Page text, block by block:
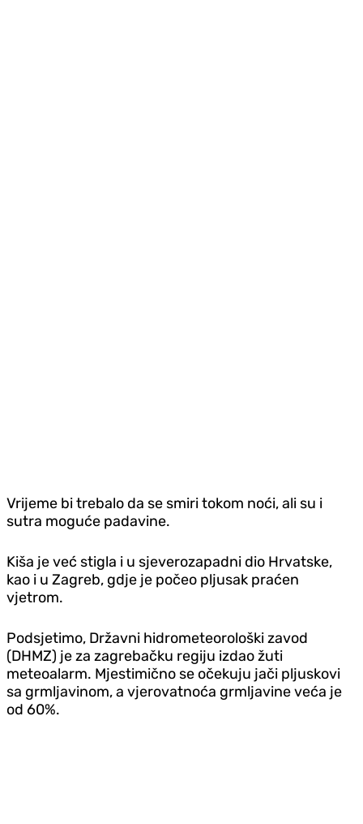
Vrijeme bi trebalo da se smiri tokom noći, ali su i
sutra moguće padavine.
Kiša je već stigla i u sjeverozapadni dio Hrvatske,
kao i u Zagreb, gdje je počeo pljusak praćen
vjetrom.
Podsjetimo, Državni hidrometeorološki zavod
(DHMZ) je za zagrebačku regiju izdao žuti
meteoalarm. Mjestimično se očekuju jači pljuskovi
sa grmljavinom, a vjerovatnoća grmljavine veća je
od 60%.